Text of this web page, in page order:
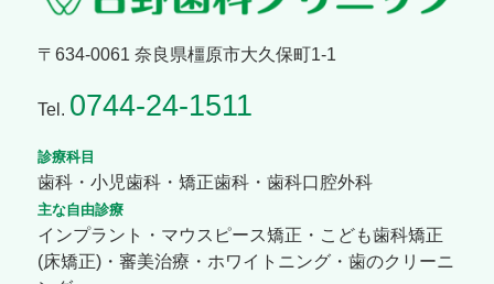
〒634-0061 奈良県橿原市大久保町1-1
Tel. 0744-24-1511
診療科目
歯科・小児歯科・矯正歯科・歯科口腔外科
主な自由診療
インプラント・マウスピース矯正・こども歯科矯正
(床矯正)・審美治療・ホワイトニング・歯のクリーニ